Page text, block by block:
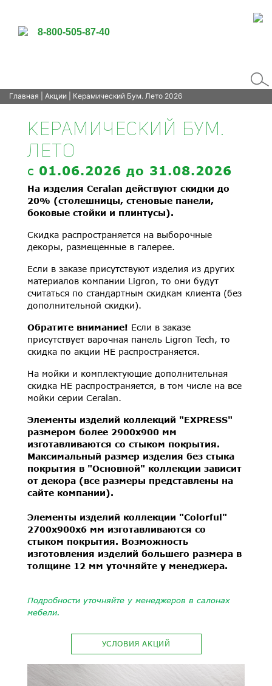
8-800-505-87-40
Главная Акции | Керамический Бум. Лето 2026
КЕРАМИЧЕСКИЙ БУМ.
ЛЕТО
c 01.06.2026 до 31.08.2026
На изделия Ceralan действуют скидки до
20% (столешницы, стеновые панели,
боковые стойки и плинтусы).
Скидка распространяется на выборочные
декоры, размещенные в галерее.
Если в заказе присутствуют изделия из других
материалов компании Ligron, то они будут
считаться по стандартным скидкам клиента (без
дополнительной скидки).
Обратите внимание! Если в заказе
присутствует варочная панель Ligron Tech, то
скидка по акции НЕ распространяется.
На мойки и комплектующие дополнительная
скидка НЕ распространяется, в том числе на все
мойки серии Ceralan.
Элементы изделий коллекций "EXPRESS"
размером более 2900х900 мм
изготавливаются со стыком покрытия.
Максимальный размер изделия без стыка
покрытия в "Основной" коллекции зависит
от декора (все размеры представлены на
сайте компании).
Элементы изделий коллекции "Colorful"
2700х900х6 мм изготавливаются со
стыком покрытия. Возможность
изготовления изделий большего размера в
толщине 12 мм уточняйте у менеджера.
Подробности уточняйте у менеджеров в салонах
мебели.
УСЛОВИЯ АКЦИЙ